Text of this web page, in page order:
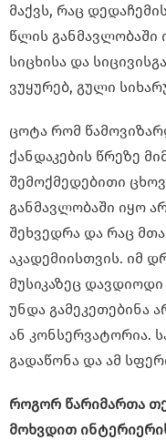
მაქვს, რაც
წლის განმავლობაში
სიცხისა და
ვუყურებ, გული
ცოტა რომ
ქანდაკების წრეზე
შემოქმედებითი
განმავლობაში იყო
შეხვედრა და რაც
აკადემიისთვის. იმ
მუსიკაზეც
უნდა გამეკეთებინა
ან კონსერვატორია.
გადაწონა და ამ
როგორ წარიმართა
მოხვდით